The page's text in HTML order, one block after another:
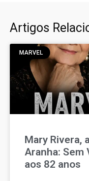
Artigos
MARVEL
Mary Rivera,
Aranha: Sem
aos 82 anos